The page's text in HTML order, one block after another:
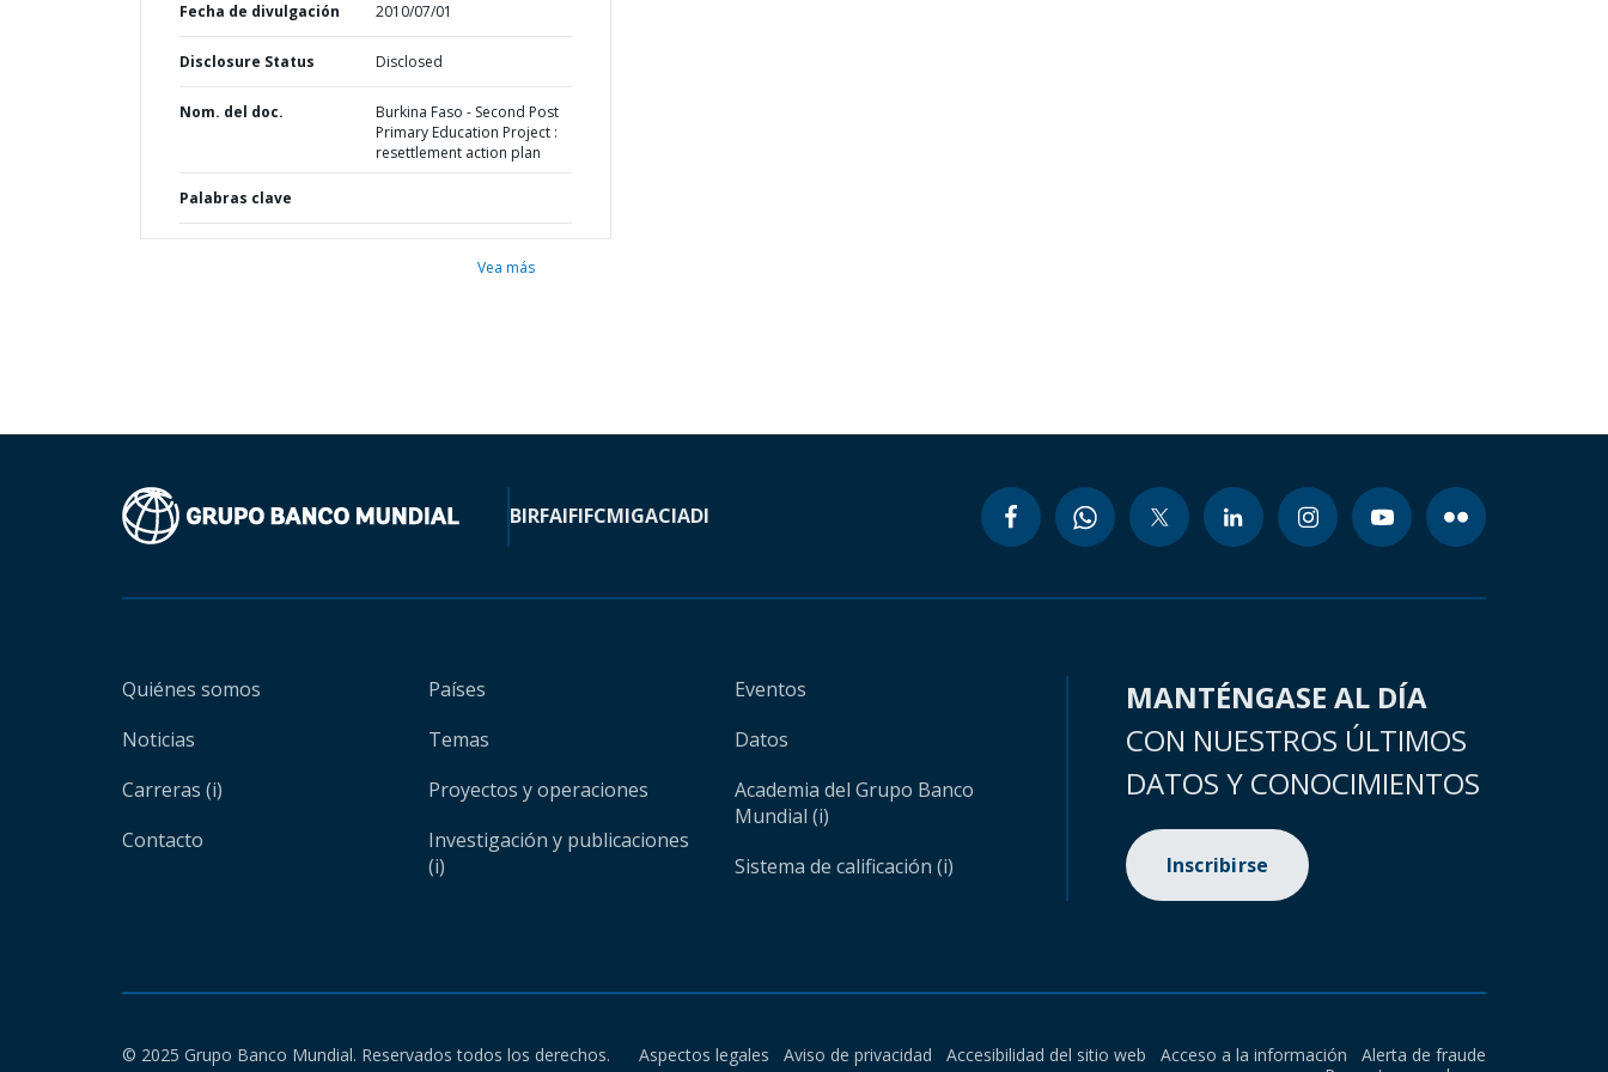
Fecha de divulgación 2010/07/01
Disclosure Status Disclosed
Nom. del doc.
Burkina Faso - Second Post
Primary Education Project :
resettlement action plan
Palabras clave
Vea más
BIRFAIFIFCMIGACIADI
Quiénes somos
Noticias
Carreras (i)
Contacto
Países
Temas
Proyectos y operaciones
Investigación y publicaciones
(i)
Eventos
Datos
Academia del Grupo Banco
Mundial (i)
Sistema de calificación (i)
MANTÉNGASE AL DÍA
CON NUESTROS ÚLTIMOS
DATOS Y CONOCIMIENTOS
Inscribirse
© 2025 Grupo Banco Mundial. Reservados todos los derechos. Aspectos legales Aviso de privacidad Accesibilidad del sitio web Acceso a la información
Alerta de fraude